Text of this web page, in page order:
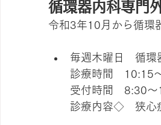
循環器内科専門
令和3年10月から循環
毎週木曜日　循環
診療時間　10:15
受付時間　8:30
診療内容◇　狭心